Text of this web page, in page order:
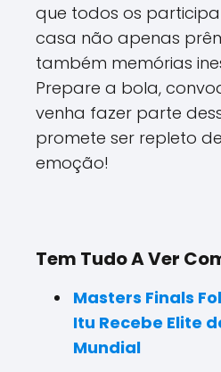
que todos os
casa não apenas
também memórias
Prepare a bola,
venha fazer parte
promete ser repleto
emoção!
Tem Tudo A Ver
Masters Finals
Itu Recebe Elite
Mundial